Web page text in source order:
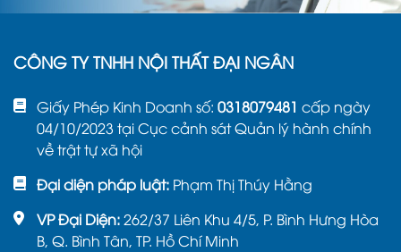
CÔNG TY TNHH NỘI THẤT ĐẠI NGÂN
Giấy Phép Kinh Doanh số: 0318079481 cấp ngày
04/10/2023 tại Cục cảnh sát Quản lý hành chính
về trật tự xã hội
Đại diện pháp luật: Phạm Thị Thúy Hằng
VP Đại Diện:262/37 Liên Khu 4/5, P. Bình Hưng Hòa
B, Q. Bình Tân, TP. Hồ Chí Minh